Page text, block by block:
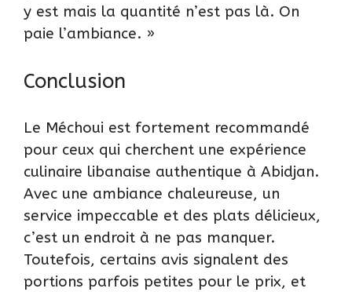
y est mais la quantité n’est pas là. On
paie l’ambiance. »
Conclusion
Le Méchoui est fortement recommandé
pour ceux qui cherchent une expérience
culinaire libanaise authentique à Abidjan.
Avec une ambiance chaleureuse, un
service impeccable et des plats délicieux,
c’est un endroit à ne pas manquer.
Toutefois, certains avis signalent des
portions parfois petites pour le prix, et